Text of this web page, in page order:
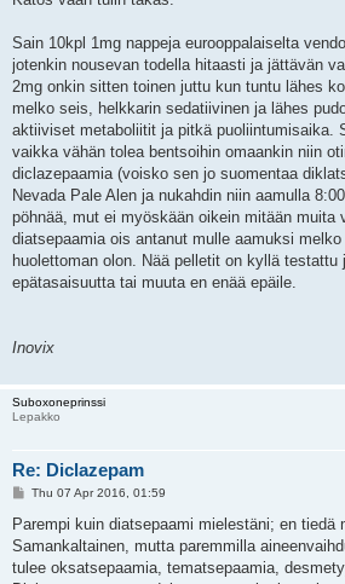
Sain 10kpl 1mg nappeja eurooppalaiselta
jotenkin nousevan todella hitaasti ja jättävän
2mg onkin sitten toinen juttu kun tuntu lähes
melko seis, helkkarin sedatiivinen ja lähes
aktiiviset metaboliitit ja pitkä puoliintumisaika.
vaikka vähän tolea bentsoihin omaankin niin
diclazepaamia (voisko sen jo suomentaa
Nevada Pale Alen ja nukahdin niin aamulla
pöhnää, mut ei myöskään oikein mitään muita
diatsepaamia ois antanut mulle aamuksi
huolettoman olon. Nää pelletit on kyllä testattu
epätasaisuutta tai muuta en enää epäile.
Inovix
Suboxoneprinssi
Lepakko
Re: Diclazepam
P
s
Thu 07 Apr 2016, 01:59
Parempi kuin diatsepaami mielestäni; en tiedä
Samankaltainen, mutta paremmilla
tulee oksatsepaamia, tematsepaamia,